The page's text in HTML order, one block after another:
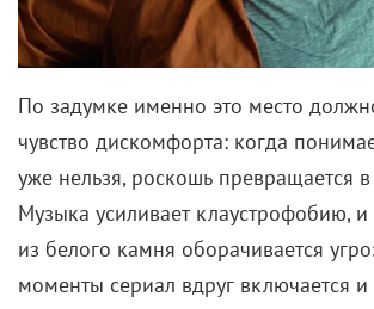
По задумке именно это место
чувство дискомфорта: когда
уже нельзя, роскошь превращается в
Музыка усиливает клаустрофобию,
из белого камня оборачивается
моменты сериал вдруг включается